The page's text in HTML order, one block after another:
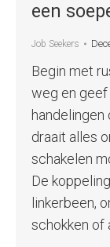
een
Job Seekers
Begin met
weg en
handelingen
draait alles
schakelen
De
linkerbeen,
schokken of